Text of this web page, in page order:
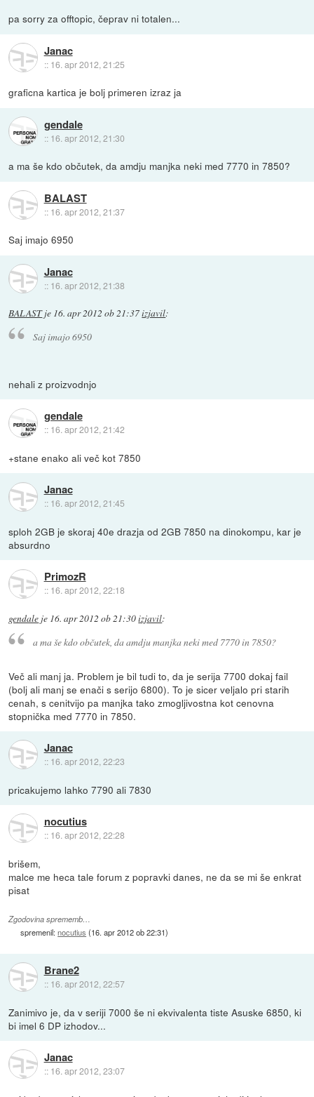
pa sorry za offtopic, čeprav ni totalen...
Janac
:: 16. apr 2012, 21:25
graficna kartica je bolj primeren izraz ja
gendale
:: 16. apr 2012, 21:30
a ma še kdo občutek, da amdju manjka neki med 7770 in 7850?
BALAST
:: 16. apr 2012, 21:37
Saj imajo 6950
Janac
:: 16. apr 2012, 21:38
BALASTje 16. apr 2012 ob 21:37izjavil:
Saj imajo 6950
nehali z proizvodnjo
gendale
:: 16. apr 2012, 21:42
+stane enako ali več kot 7850
Janac
:: 16. apr 2012, 21:45
sploh 2GB je skoraj 40e drazja od 2GB 7850 na dinokompu, kar je
absurdno
PrimozR
:: 16. apr 2012, 22:18
gendale je 16. apr 2012 ob 21:30izjavil:
a ma še kdo občutek, da amdju manjka neki med 7770 in 7850?
Več ali manj ja. Problem je bil tudi to, da je serija 7700 dokaj fail
(bolj ali manj se enači s serijo 6800). To je sicer veljalo pri starih
cenah, s cenitvijo pa manjka tako zmogljivostna kot cenovna
stopnička med 7770 in 7850.
Janac
:: 16. apr 2012, 22:23
pricakujemo lahko 7790 ali 7830
nocutius
:: 16. apr 2012, 22:28
brišem,
malce me heca tale forum z popravki danes, ne da se mi še enkrat
pisat
Zgodovina sprememb…
spremenil:nocutius (16. apr 2012 ob 22:31)
Brane2
:: 16. apr 2012, 22:57
Zanimivo je, da v seriji 7000 še ni ekvivalenta tiste Asuske 6850, ki
bi imel 6 DP izhodov...
Janac
:: 16. apr 2012, 23:07